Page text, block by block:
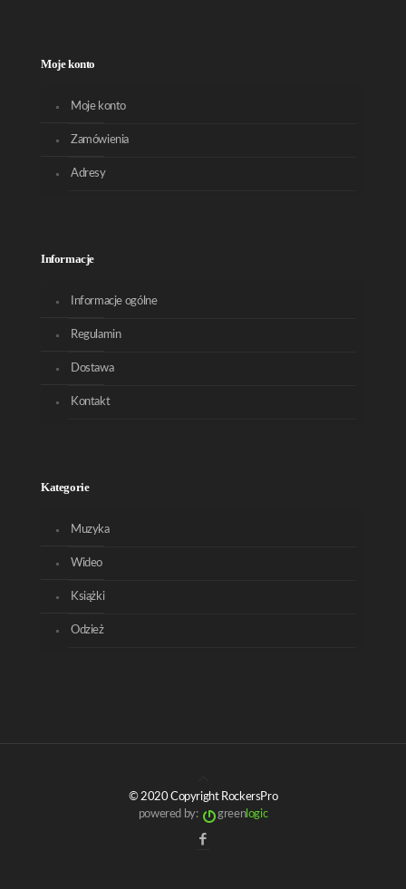
Moje konto
Moje konto
Zamówienia
Adresy
Informacje
Informacje ogólne
Regulamin
Dostawa
Kontakt
Kategorie
Muzyka
Wideo
Książki
Odzież
© 2020 Copyright RockersPro
powered by:
greenlogic